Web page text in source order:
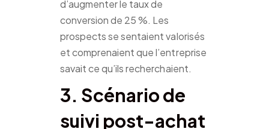
d’augmenter le taux de
conversion de 25 %. Les
prospects se sentaient valorisés
et comprenaient que l’entreprise
savait ce qu’ils recherchaient.
3. Scénario de
suivi post-achat